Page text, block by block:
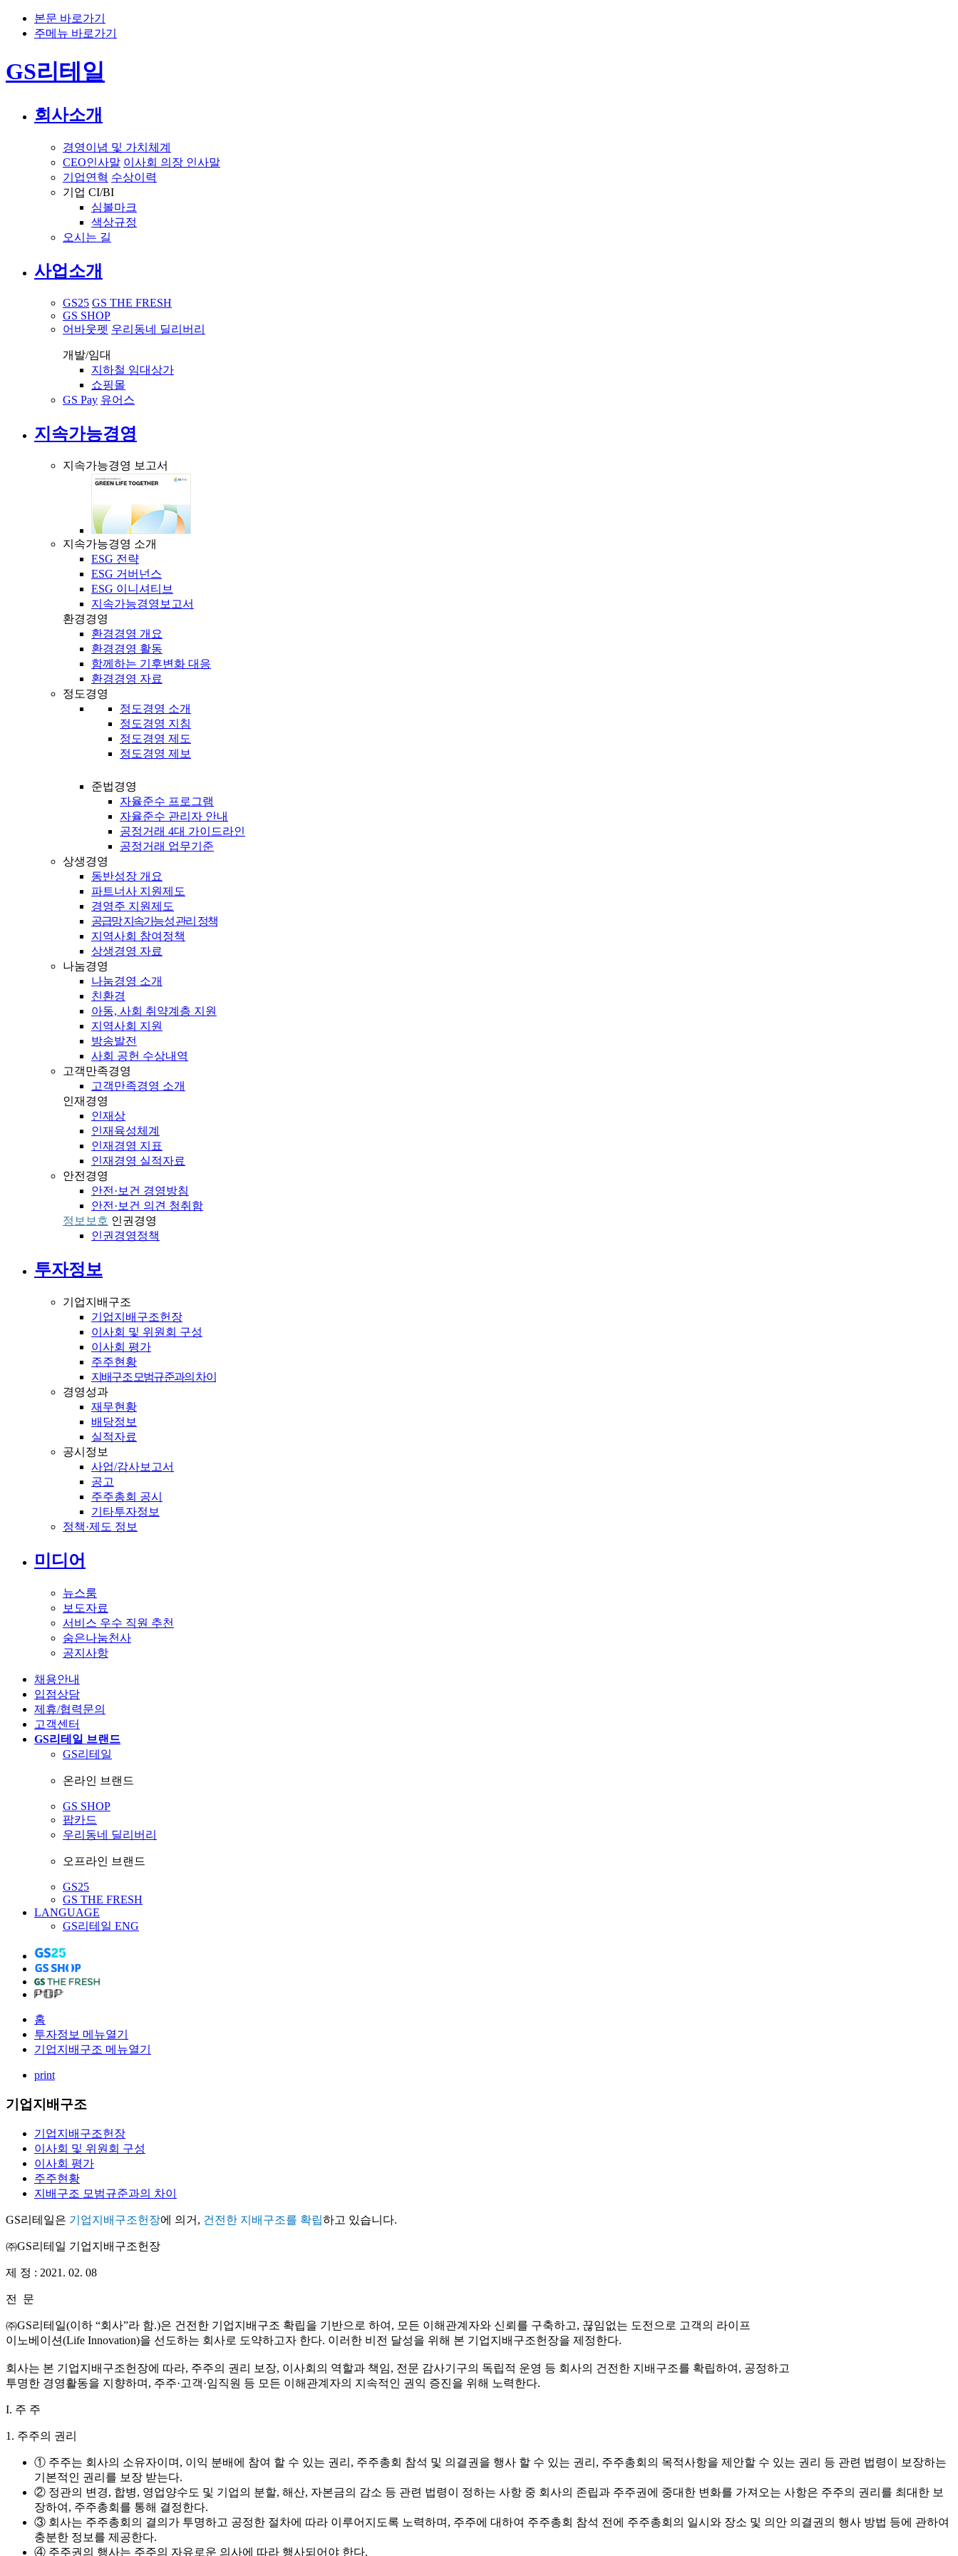
본문 바로가기
주메뉴 바로가기
GS리테일
회사소개
경영이념 및 가치체계
CEO인사말 이사회 의장 인사말
기업연혁 수상이력
기업 CI/BI
심볼마크
색상규정
오시는 길
사업소개
GS25 GS THE FRESH
GS SHOP
어바웃펫 우리동네 딜리버리
개발/임대
지하철 임대상가
쇼핑몰
GS Pay 유어스
지속가능경영
지속가능경영 보고서
지속가능경영 소개
ESG 전략
ESG 거버넌스
ESG 이니셔티브
지속가능경영보고서
환경경영
환경경영 개요
환경경영 활동
함께하는 기후변화 대응
환경경영 자료
정도경영
정도경영 소개
정도경영 지침
정도경영 제도
정도경영 제보
준법경영
자율준수 프로그램
자율준수 관리자 안내
공정거래 4대 가이드라인
공정거래 업무기준
상생경영
동반성장 개요
파트너사 지원제도
경영주 지원제도
공급망 지속가능성 관리 정책
지역사회 참여정책
상생경영 자료
나눔경영
나눔경영 소개
친환경
아동, 사회 취약계층 지원
지역사회 지원
방송발전
사회 공헌 수상내역
고객만족경영
고객만족경영 소개
인재경영
인재상
인재육성체계
인재경영 지표
인재경영 실적자료
안전경영
안전·보건 경영방침
안전·보건 의견 청취함
정보보호 인권경영
인권경영정책
투자정보
기업지배구조
기업지배구조헌장
이사회 및 위원회 구성
이사회 평가
주주현황
지배구조 모범규준과의 차이
경영성과
재무현황
배당정보
실적자료
공시정보
사업/감사보고서
공고
주주총회 공시
기타투자정보
정책·제도 정보
미디어
뉴스룸
보도자료
서비스 우수 직원 추천
숨은나눔천사
공지사항
채용안내
입점상담
제휴/협력문의
고객센터
GS리테일 브랜드
GS리테일
온라인 브랜드
GS SHOP
팝카드
우리동네 딜리버리
오프라인 브랜드
GS25
GS THE FRESH
LANGUAGE
GS리테일 ENG
홈
투자정보 메뉴열기
기업지배구조 메뉴열기
print
기업지배구조
기업지배구조헌장
이사회 및 위원회 구성
이사회 평가
주주현황
지배구조 모범규준과의 차이
GS리테일은 기업지배구조헌장에 의거, 건전한 지배구조를 확립하고 있습니다.
㈜GS리테일 기업지배구조헌장
제 정 : 2021. 02. 08
전 문
㈜GS리테일(이하 “회사”라 함.)은 건전한 기업지배구조 확립을 기반으로 하여, 모든 이해관계자와 신뢰를 구축하고, 끊임없는 도전으로 고객의 라이프
이노베이션(Life Innovation)을 선도하는 회사로 도약하고자 한다. 이러한 비전 달성을 위해 본 기업지배구조헌장을 제정한다.
회사는 본 기업지배구조헌장에 따라, 주주의 권리 보장, 이사회의 역할과 책임, 전문 감사기구의 독립적 운영 등 회사의 건전한 지배구조를 확립하여, 공정하고
투명한 경영활동을 지향하며, 주주·고객·임직원 등 모든 이해관계자의 지속적인 권익 증진을 위해 노력한다.
I. 주 주
1. 주주의 권리
① 주주는 회사의 소유자이며, 이익 분배에 참여 할 수 있는 권리, 주주총회 참석 및 의결권을 행사 할 수 있는 권리, 주주총회의 목적사항을 제안할 수 있는 권리 등 관련 법령이 보장하는
기본적인 권리를 보장 받는다.
② 정관의 변경, 합병, 영업양수도 및 기업의 분할, 해산, 자본금의 감소 등 관련 법령이 정하는 사항 중 회사의 존립과 주주권에 중대한 변화를 가져오는 사항은 주주의 권리를 최대한 보
장하여, 주주총회를 통해 결정한다.
③ 회사는 주주총회의 결의가 투명하고 공정한 절차에 따라 이루어지도록 노력하며, 주주에 대하여 주주총회 참석 전에 주주총회의 일시와 장소 및 의안 의결권의 행사 방법 등에 관하여
충분한 정보를 제공한다.
④ 주주권의 행사는 주주의 자유로운 의사에 따라 행사되어야 한다.